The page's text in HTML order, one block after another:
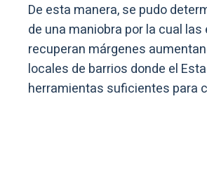
De esta manera, se pudo
de una maniobra por la cual
recuperan márgenes
locales de barrios donde el
herramientas suficientes para